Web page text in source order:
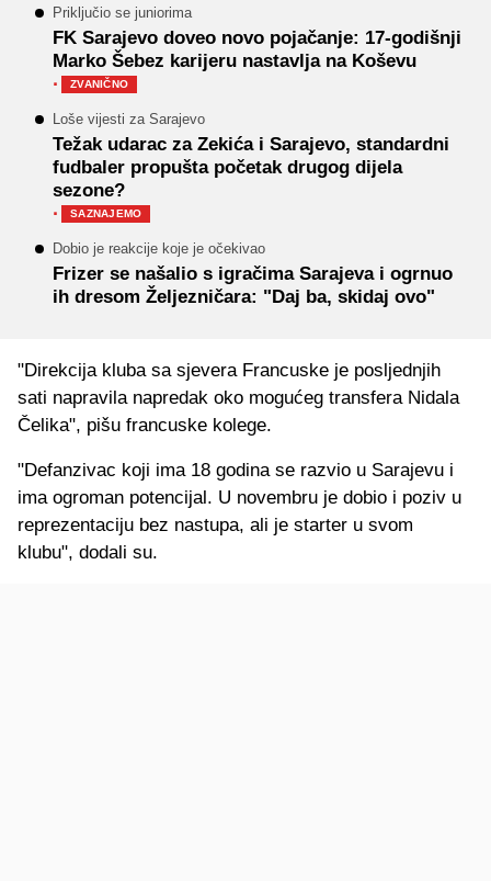
Priključio se juniorima
FK Sarajevo doveo novo pojačanje: 17-godišnji
Marko Šebez karijeru nastavlja na Koševu
· ZVANIČNO
Loše vijesti za Sarajevo
Težak udarac za Zekića i Sarajevo, standardni
fudbaler propušta početak drugog dijela
sezone?
· SAZNAJEMO
Dobio je reakcije koje je očekivao
Frizer se našalio s igračima Sarajeva i ogrnuo
ih dresom Željezničara: "Daj ba, skidaj ovo"
"Direkcija kluba sa sjevera Francuske je posljednjih
sati napravila napredak oko mogućeg transfera Nidala
Čelika", pišu francuske kolege.
"Defanzivac koji ima 18 godina se razvio u Sarajevu i
ima ogroman potencijal. U novembru je dobio i poziv u
reprezentaciju bez nastupa, ali je starter u svom
klubu", dodali su.